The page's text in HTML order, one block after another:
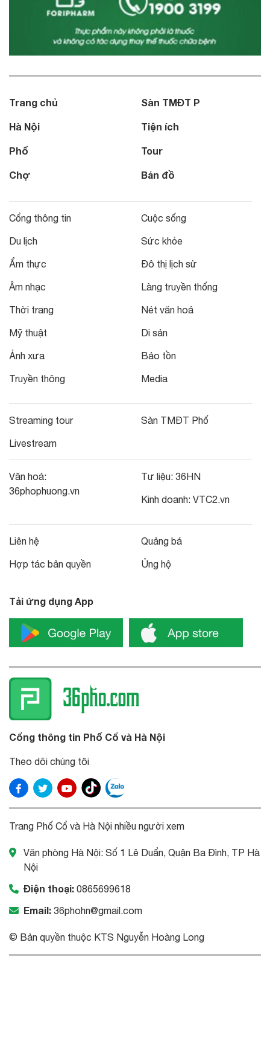
Trang chủ
Hà Nội
Phố
Chợ
Sàn TMĐT P
Tiện ích
Tour
Bản đồ
Cổng thông tin
Du lịch
Ẩm thực
Âm nhạc
Thời trang
Mỹ thuật
Ảnh xưa
Truyền thông
Cuộc sống
Sức khỏe
Đô thị lịch sử
Làng truyền thống
Nét văn hoá
Di sản
Bảo tồn
Media
Streaming tour
Livestream
Sàn TMĐT Phố
Văn hoá:
36phophuong.vn
Tư liệu: 36HN
Kinh doanh: VTC2.vn
Liên hệ
Hợp tác bản quyền
Quảng bá
Ủng hộ
Tải ứng dụng App
Cổng thông tin Phố Cổ và Hà Nội
Theo dõi chúng tôi
Trang Phố Cổ và Hà Nội nhiều người xem
Văn phòng Hà Nội: Số 1 Lê Duẩn, Quận Ba Đình, TP Hà
Nội
Điện thoại: 0865699618
Email: 36phohn@gmail.com
© Bản quyền thuộc KTS Nguyễn Hoàng Long